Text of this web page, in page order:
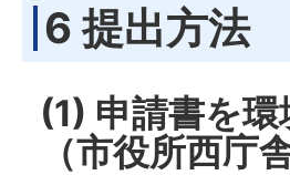
6 提出方法
(1) 申請書を
（市役所西庁